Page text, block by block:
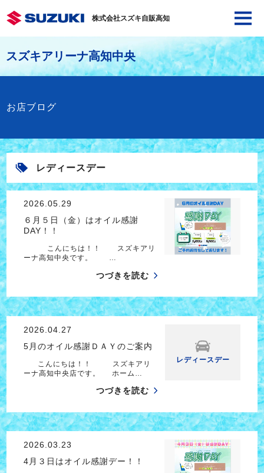
株式会社スズキ自販高知
スズキアリーナ高知中央
お店ブログ
レディースデー
2026.05.29
６月５日（金）はオイル感謝
DAY！！
こんにちは！！ スズキアリ
ーナ高知中央です。 …
つづきを読む
2026.04.27
5月のオイル感謝ＤＡＹのご案内
こんにちは！！ スズキアリ
ーナ高知中央店です。 ホーム…
つづきを読む
レディースデー
2026.03.23
4月３日はオイル感謝デー！！